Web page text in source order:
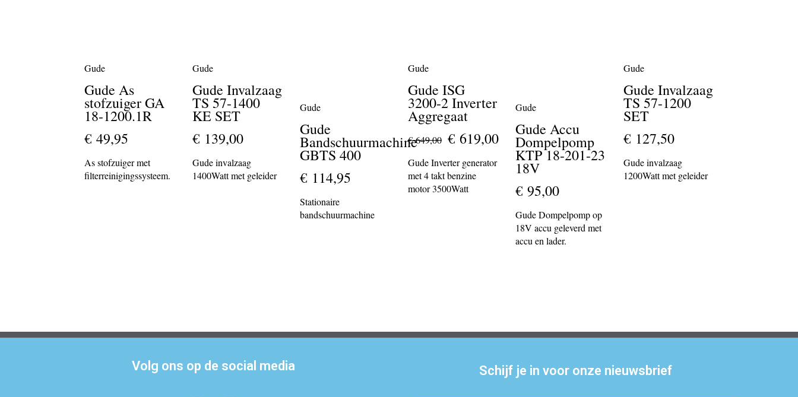
Gude
Gude As
stofzuiger GA
18-1200.1R
€ 49,95
As stofzuiger met
filterreinigingssysteem.
Gude
Gude Invalzaag
TS 57-1400
KE SET
€ 139,00
Gude invalzaag
1400Watt met geleider
Gude
Gude
Bandschuurmachine
GBTS 400
€ 114,95
Stationaire
bandschuurmachine
Gude
Gude ISG
3200-2 Inverter
Aggregaat
€ 649,00 € 619,00
Gude Inverter generator
met 4 takt benzine
motor 3500Watt
Gude
Gude Accu
Dompelpomp
KTP 18-201-23
18V
€ 95,00
Gude Dompelpomp op
18V accu geleverd met
accu en lader.
Gude
Gude Invalzaag
TS 57-1200
SET
€ 127,50
Gude invalzaag
1200Watt met geleider
Volg ons op de social media Schijf je in voor onze nieuwsbrief